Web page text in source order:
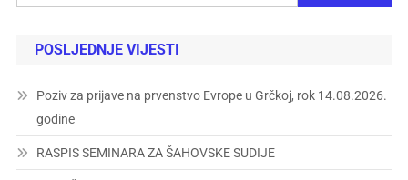
POSLJEDNJE VIJESTI
Poziv za prijave na prvenstvo Evrope u Grčkoj, rok 14.08.2026.
godine
RASPIS SEMINARA ZA ŠAHOVSKE SUDIJE